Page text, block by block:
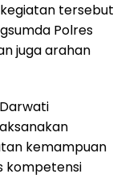
tersebut
Polres
juga arahan
kemampuan
kompetensi